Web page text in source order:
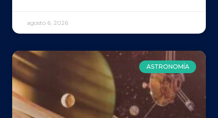
agosto 6, 2026
ASTRONOMÍA